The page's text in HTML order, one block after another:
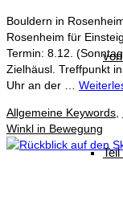
Bouldern in
Rosenheim für
Termin: 8.12.
Zielhäusl. Treffpunkt
Uhr an der …
Allgemeine Keywords
Winkl in Bewegung